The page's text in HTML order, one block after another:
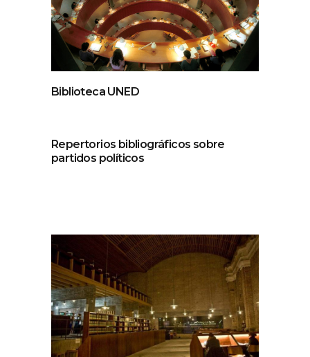
Biblioteca UNED
Repertorios bibliográficos sobre
partidos políticos